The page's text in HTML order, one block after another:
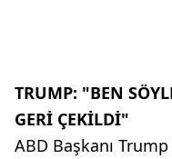
TRUMP: "BEN
GERİ ÇEKİLDİ"
ABD Başkanı